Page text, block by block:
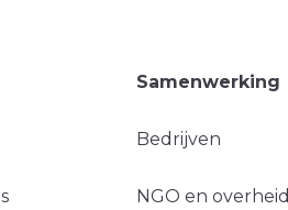
Samenwerking
Bedrijven
NGO en overheid